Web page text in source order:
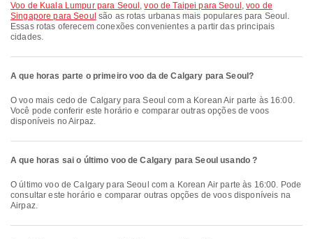
voo de Kuala Lumpur para Seoul ,voo de Taipei para Seoul ,voo de
Singapore para Seoul são as rotas urbanas mais populares para Seoul.
Essas rotas oferecem conexões convenientes a partir das principais
cidades.
A que horas parte o primeiro voo da de Calgary para Seoul?
O voo mais cedo de Calgary para Seoul com a Korean Air parte às 16:00.
Você pode conferir este horário e comparar outras opções de voos
disponíveis no Airpaz.
A que horas sai o último voo de Calgary para Seoul usando ?
O último voo de Calgary para Seoul com a Korean Air parte às 16:00. Pode
consultar este horário e comparar outras opções de voos disponíveis na
Airpaz.